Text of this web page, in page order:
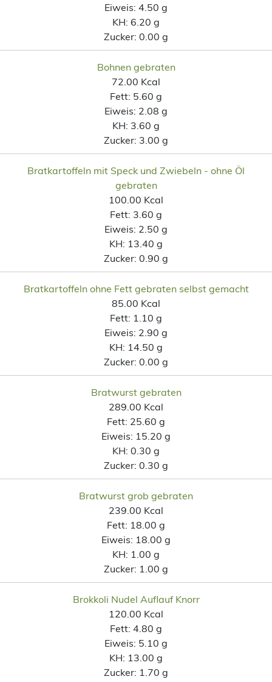
Eiweis: 4.50 g
KH: 6.20 g
Zucker: 0.00 g
Bohnen gebraten
72.00 Kcal
Fett: 5.60 g
Eiweis: 2.08 g
KH: 3.60 g
Zucker: 3.00 g
Bratkartoffeln mit Speck und Zwiebeln - ohne Öl
gebraten
100.00 Kcal
Fett: 3.60 g
Eiweis: 2.50 g
KH: 13.40 g
Zucker: 0.90 g
Bratkartoffeln ohne Fett gebraten selbst gemacht
85.00 Kcal
Fett: 1.10 g
Eiweis: 2.90 g
KH: 14.50 g
Zucker: 0.00 g
Bratwurst gebraten
289.00 Kcal
Fett: 25.60 g
Eiweis: 15.20 g
KH: 0.30 g
Zucker: 0.30 g
Bratwurst grob gebraten
239.00 Kcal
Fett: 18.00 g
Eiweis: 18.00 g
KH: 1.00 g
Zucker: 1.00 g
Brokkoli Nudel Auflauf Knorr
120.00 Kcal
Fett: 4.80 g
Eiweis: 5.10 g
KH: 13.00 g
Zucker: 1.70 g